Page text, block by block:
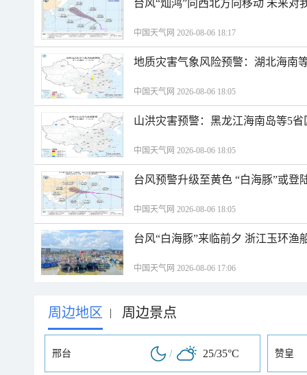
台风“灿鸿”向西北方向移动 未来对
中国天气网 2026-08-06 18:17
地质灾害气象风险预警：湖北海南
中国天气网 2026-08-06 18:05
山洪灾害预警：黑龙江海南岛等5
中国天气网 2026-08-06 18:05
台风预警升级至黄色 “白海豚”或登
中国天气网 2026-08-06 18:05
台风“白海豚”来临前夕 浙江玉环渔
中国天气网 2026-08-06 17:06
周边地区 | 周边景点
邢台 / 25/35°C 赞皇